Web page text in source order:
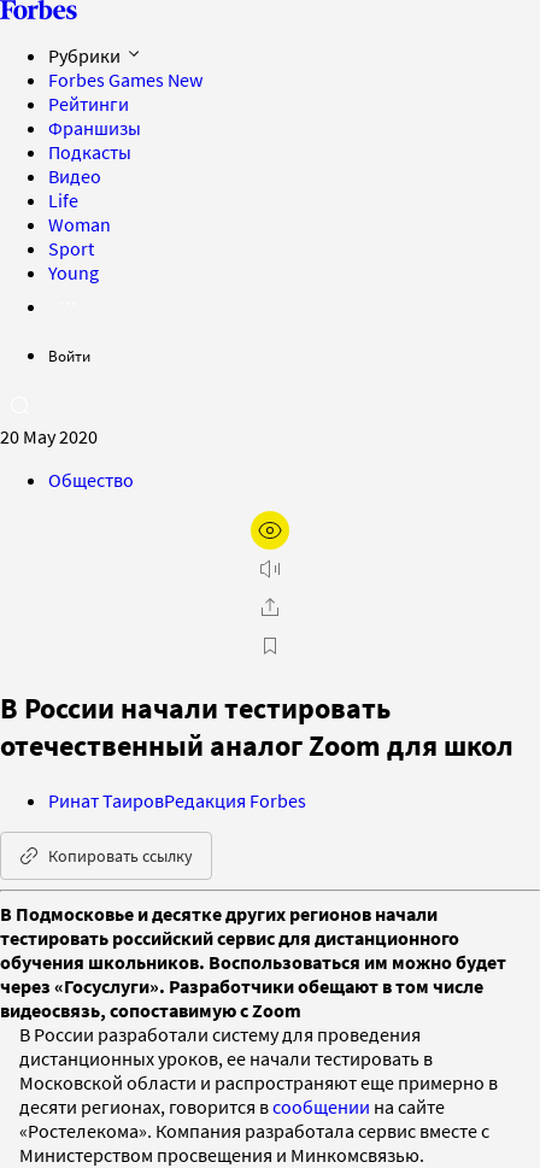
Рубрики
Forbes Games New
Рейтинги
Франшизы
Подкасты
Видео
Life
Woman
Sport
Young
Войти
20 May 2020
Общество
В России начали тестировать
отечественный аналог Zoom для школ
Ринат ТаировРедакция Forbes
Копировать ссылку
В Подмосковье и десятке других регионов начали
тестировать российский сервис для дистанционного
обучения школьников. Воспользоваться им можно будет
через «Госуслуги». Разработчики обещают в том числе
видеосвязь, сопоставимую с Zoom
В России разработали систему для проведения
дистанционных уроков, ее начали тестировать в
Московской области и распространяют еще примерно в
десяти регионах, говорится всообщении на сайте
«Ростелекома». Компания разработала сервис вместе с
Министерством просвещения и Минкомсвязью.